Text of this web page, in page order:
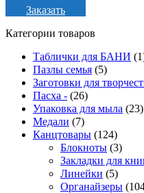
Заказать
Категории товаров
Таблички для БАНИ
Пазлы семья (5)
Заготовки для
Пасха - (26)
Упаковка для мыла (23)
Медали (7)
Канцтовары (124)
Блокноты (3)
Закладки для
Линейки (5)
Органайзеры